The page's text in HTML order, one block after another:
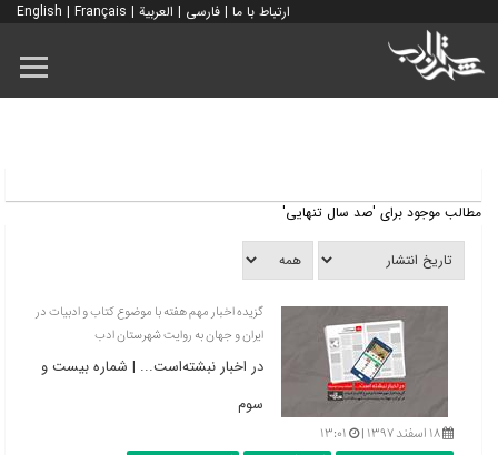
ارتباط با ما | فارسی | العربية |
English | Français
مطالب موجود برای 'صد سال تنهایی'
گزیده اخبار مهم هفته با موضوع کتاب و ادبیات در
ایران و جهان به روایت شهرستان ادب
در اخبار نبشته‌است... | شماره بیست و
سوم
۱۸ اسفند ۱۳۹۷ | ۱۳:۰۱